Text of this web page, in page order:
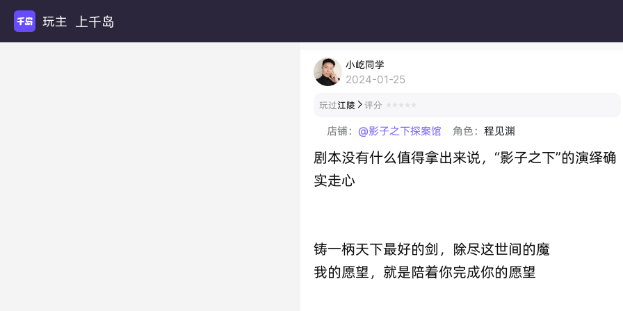
玩主机游戏 上千岛
小屹同学
2024-01-25
玩过江陵 评分
店铺： @影子之下探案馆 角色： 程见渊
剧本没有什么值得拿出来说，“影子之下”的演绎确
实走心
铸一柄天下最好的剑，除尽这世间的魔
我的愿望，就是陪着你完成你的愿望